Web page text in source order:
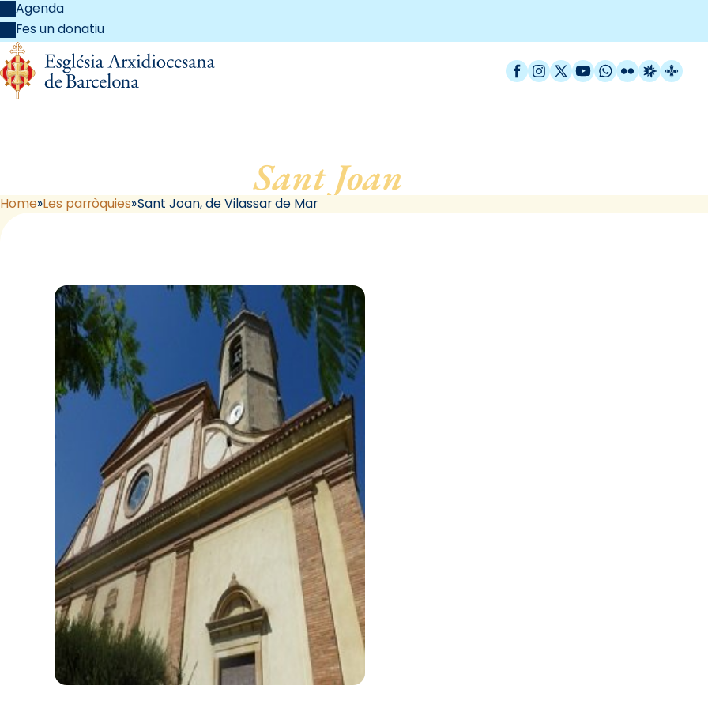
Agenda
Fes un donatiu
Facebook
Instagram
X / Twitter
YouTube
WhatsApp
FlickrRadio
Sant Joan
Home Les parròquies Sant Joan, de Vilassar de Mar